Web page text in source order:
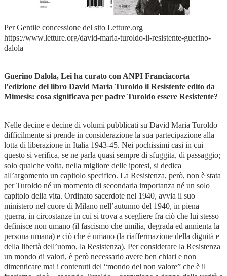
Per Gentile concessione del sito Letture.org
https://www.letture.org/david-maria-turoldo-il-resistente-guerino-
dalola
Guerino Dalola, Lei ha curato con ANPI Franciacorta
l’edizione del libro David Maria Turoldo il Resistente edito da
Mimesis: cosa significava per padre Turoldo essere Resistente?
Nelle decine e decine di volumi pubblicati su David Maria Turoldo
difficilmente si prende in considerazione la sua partecipazione alla
lotta di liberazione in Italia 1943-45. Nei pochissimi casi in cui
questo si verifica, se ne parla quasi sempre di sfuggita, di passaggio;
solo qualche volta, nella migliore delle ipotesi, si dedica
all’argomento un capitolo specifico. La Resistenza, però, non è stata
per Turoldo né un momento di secondaria importanza né un solo
capitolo della vita. Ordinato sacerdote nel 1940, avvia il suo
ministero nel cuore di Milano nell’autunno del 1940, in piena
guerra, in circostanze in cui si trova a scegliere fra ciò che lui stesso
definisce non umano (il fascismo che umilia, degrada ed annienta la
persona umana) e ciò che è umano (la riaffermazione della dignità e
della libertà dell’uomo, la Resistenza). Per considerare la Resistenza
un mondo di valori, è però necessario avere ben chiari e non
dimenticare mai i contenuti del “mondo del non valore” che è il